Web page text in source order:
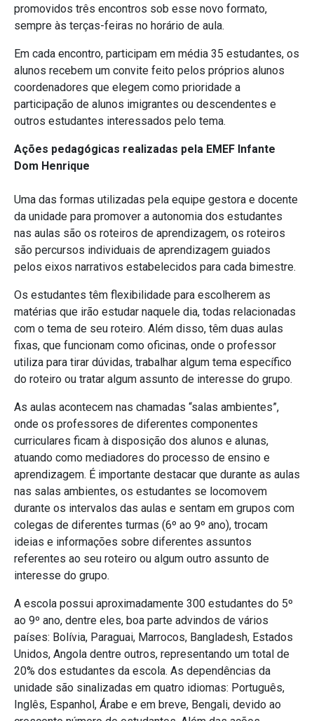
promovidos três encontros sob esse novo formato,
sempre às terças-feiras no horário de aula.
Em cada encontro, participam em média 35 estudantes, os
alunos recebem um convite feito pelos próprios alunos
coordenadores que elegem como prioridade a
participação de alunos imigrantes ou descendentes e
outros estudantes interessados pelo tema.
Ações pedagógicas realizadas pela EMEF Infante
Dom Henrique
Uma das formas utilizadas pela equipe gestora e docente
da unidade para promover a autonomia dos estudantes
nas aulas são os roteiros de aprendizagem, os roteiros
são percursos individuais de aprendizagem guiados
pelos eixos narrativos estabelecidos para cada bimestre.
Os estudantes têm flexibilidade para escolherem as
matérias que irão estudar naquele dia, todas relacionadas
com o tema de seu roteiro. Além disso, têm duas aulas
fixas, que funcionam como oficinas, onde o professor
utiliza para tirar dúvidas, trabalhar algum tema específico
do roteiro ou tratar algum assunto de interesse do grupo.
As aulas acontecem nas chamadas “salas ambientes”,
onde os professores de diferentes componentes
curriculares ficam à disposição dos alunos e alunas,
atuando como mediadores do processo de ensino e
aprendizagem. É importante destacar que durante as aulas
nas salas ambientes, os estudantes se locomovem
durante os intervalos das aulas e sentam em grupos com
colegas de diferentes turmas (6º ao 9º ano), trocam
ideias e informações sobre diferentes assuntos
referentes ao seu roteiro ou algum outro assunto de
interesse do grupo.
A escola possui aproximadamente 300 estudantes do 5º
ao 9º ano, dentre eles, boa parte advindos de vários
países: Bolívia, Paraguai, Marrocos, Bangladesh, Estados
Unidos, Angola dentre outros, representando um total de
20% dos estudantes da escola. As dependências da
unidade são sinalizadas em quatro idiomas: Português,
Inglês, Espanhol, Árabe e em breve, Bengali, devido ao